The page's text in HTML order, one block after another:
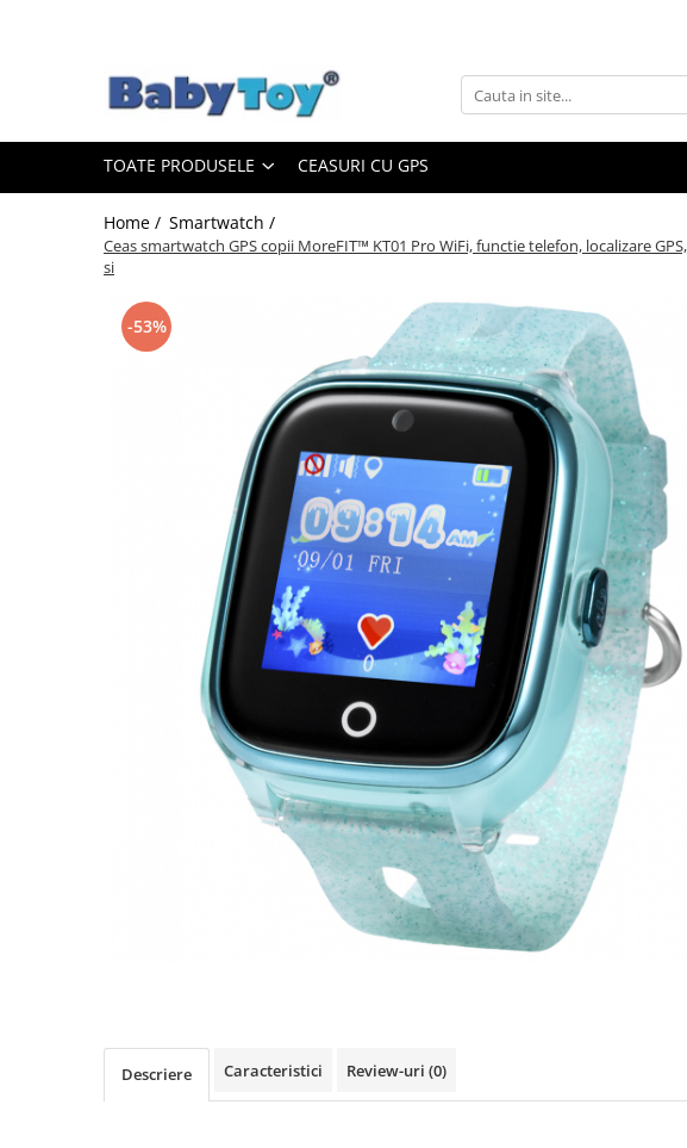
Toate Produsele
Camere de supraveghere
Articole Pentru Gravide
Monitoare video bebelusi
Bratari fitness
Camere auto DVR
Camere video sport
TOATE PRODUSELE CEASURI CU GPS
Home / Smartwatch /
Ceas smartwatch GPS copii MoreFIT™ KT01 Pro WiFi, functie telefon, localizare
si
-53%
Descriere Caracteristici Review-uri (0)